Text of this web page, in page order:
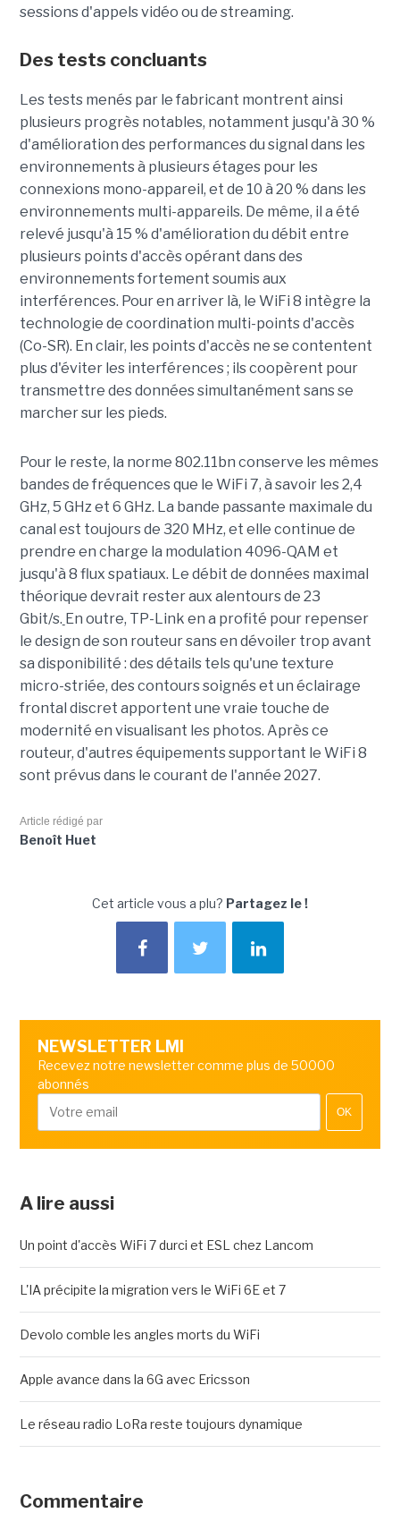
sessions d'appels vidéo ou de streaming.
Des tests concluants
Les tests menés par le fabricant montrent ainsi
plusieurs progrès notables, notamment jusqu'à 30 %
d'amélioration des performances du signal dans les
environnements à plusieurs étages pour les
connexions mono-appareil, et de 10 à 20 % dans les
environnements multi-appareils. De même, il a été
relevé jusqu'à 15 % d'amélioration du débit entre
plusieurs points d'accès opérant dans des
environnements fortement soumis aux
interférences. Pour en arriver là, le WiFi 8 intègre la
technologie de coordination multi-points d'accès
(Co-SR). En clair, les points d'accès ne se contentent
plus d'éviter les interférences ; ils coopèrent pour
transmettre des données simultanément sans se
marcher sur les pieds.
Pour le reste, la norme 802.11bn conserve les mêmes
bandes de fréquences que le WiFi 7, à savoir les 2,4
GHz, 5 GHz et 6 GHz. La bande passante maximale du
canal est toujours de 320 MHz, et elle continue de
prendre en charge la modulation 4096-QAM et
jusqu'à 8 flux spatiaux. Le débit de données maximal
théorique devrait rester aux alentours de 23
Gbit/s. En outre, TP-Link en a profité pour repenser
le design de son routeur sans en dévoiler trop avant
sa disponibilité : des détails tels qu'une texture
micro-striée, des contours soignés et un éclairage
frontal discret apportent une vraie touche de
modernité en visualisant les photos. Après ce
routeur, d'autres équipements supportant le WiFi 8
sont prévus dans le courant de l'année 2027.
Article rédigé par
Benoît Huet
Cet article vous a plu? Partagez le !
NEWSLETTER LMI
Recevez notre newsletter comme plus de 50000
abonnés
OK
A lire aussi
Un point d'accès WiFi 7 durci et ESL chez Lancom
L'IA précipite la migration vers le WiFi 6E et 7
Devolo comble les angles morts du WiFi
Apple avance dans la 6G avec Ericsson
Le réseau radio LoRa reste toujours dynamique
Commentaire